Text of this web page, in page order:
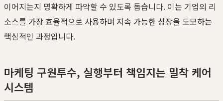
이어지는지 명확하게 파악할 수 있도록 돕습니다. 이는 기업의 리
소스를 가장 효율적으로 사용하며 지속 가능한 성장을 도모하는
핵심적인 과정입니다.
마케팅 구원투수, 실행부터 책임지는 밀착 케어
시스템